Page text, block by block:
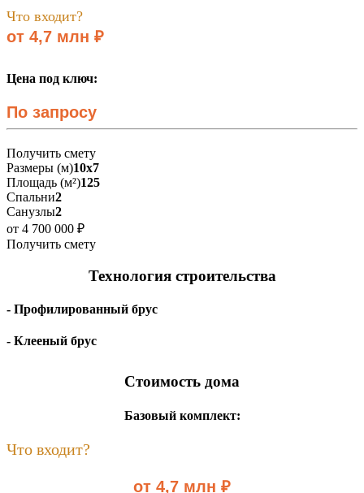
Что входит?
от 4,7 млн ₽
Цена под ключ:
По запросу
Получить смету
Размеры (м)10х7
Площадь (м²)125
Спальни2
Санузлы2
от 4 700 000 ₽
Получить смету
Технология строительства
- Профилированный брус
- Клееный брус
Стоимость дома
Базовый комплект:
Что входит?
от 4,7 млн ₽